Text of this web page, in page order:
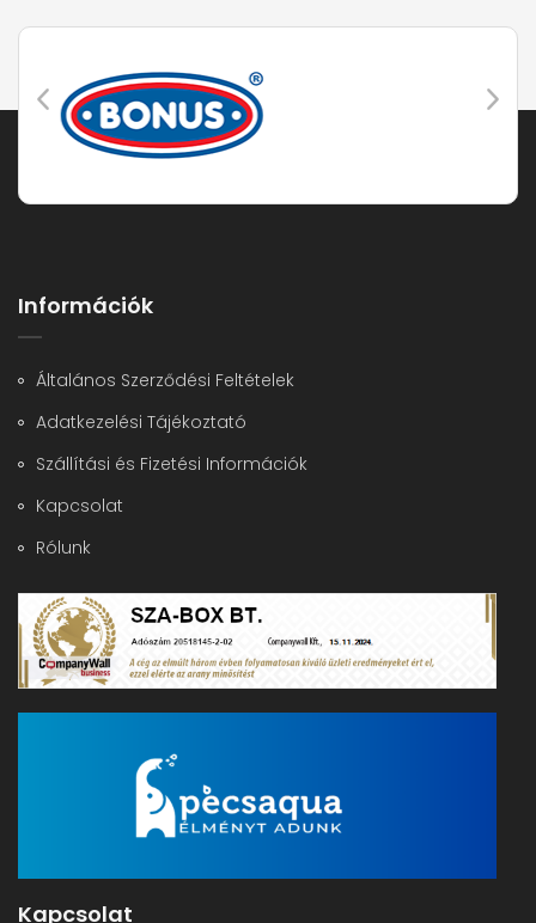
Információk
Általános Szerződési Feltételek
Adatkezelési Tájékoztató
Szállítási és Fizetési Információk
Kapcsolat
Rólunk
Kapcsolat